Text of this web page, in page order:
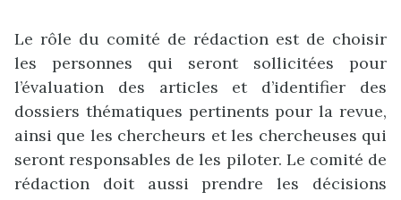
Le rôle du comité de rédaction est de choisir
les personnes qui seront sollicitées pour
l’évaluation des articles et d’identifier des
dossiers thématiques pertinents pour la revue,
ainsi que les chercheurs et les chercheuses qui
seront responsables de les piloter. Le comité de
rédaction doit aussi prendre les décisions